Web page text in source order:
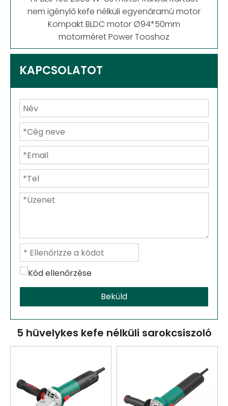
nem igénylő kefe nélküli egyenáramú motor
Kompakt BLDC motor ∅94*50mm
motorméret Power Tooshoz
KAPCSOLATOT
Beküld
5 hüvelykes kefe nélküli sarokcsiszoló